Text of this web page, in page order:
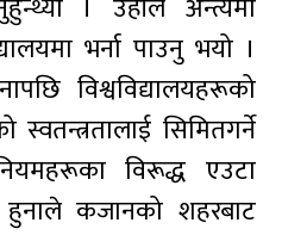
। उहाँले अन्त्यमा
भर्ना पाउनु भयो ।
विश्वविद्यालयहरूको
स्वतन्त्रतालाई सिमितगर्ने
विरूद्ध एउटा
हुनाले कजानको शहरबाट